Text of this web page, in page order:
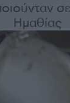
Ημαθίας